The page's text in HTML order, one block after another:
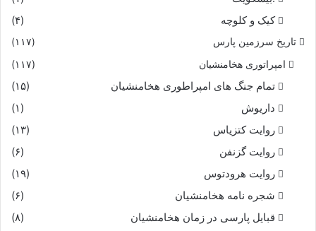
تقصیر نمی‌کند غم تو غم می‌خوردم به رایگانی
با اینهمه، هم غم تو ما را خوش‌تر ز هزار شادمانی
از یاد لب تو عاشقان را هر لحظه هزار کامرانی
جانهات فدا، که از لطافت آسایش صدهزار جانی
هر وصف که در ضمیرم آید چون درنگرم ورای آنی
کیک و کلوچه
(۴)
تاریخ سرزمین پارس (۱۱۷)
امپراتوری هخامنشیان (۱۱۷)
تمام جنگ های امپراطوری هخامنشیان
(۱۵)
داریوش
(۱)
روایت کتزیاس
(۱۳)
روایت گزنفن
(۶)
روایت هرودتوس
(۱۹)
شجره نامه هخامنشیان
(۶)
قبایل پارسی در زمان هخامنشیان
(۸)